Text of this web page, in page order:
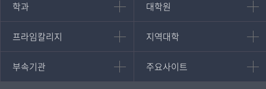
학과
인문과학대학
국어국문학과
영어영문학과
대학원
대학원
대학원
경영대학원
프라임칼리지
프라임칼리지
학사학위과정
평생교육과정
지역대학
지역대학
지역대학 포털
서울지역대학
부속기관
부속기관
중앙도서관
주요사이트
주요사이트
멘토링